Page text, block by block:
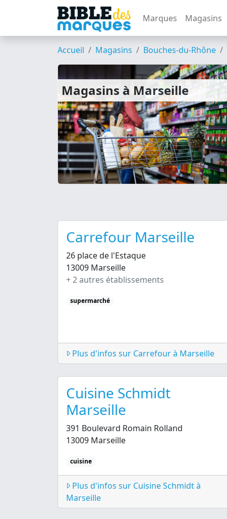
Marques Magasins
Accueil Magasins Bouches-du-Rhône
Magasins à Marseille
Carrefour Marseille
26 place de l'Estaque
13009 Marseille
+ 2 autres établissements
supermarché
Plus d'infos sur Carrefour à Marseille
Cuisine Schmidt
Marseille
391 Boulevard Romain Rolland
13009 Marseille
cuisine
Plus d'infos sur Cuisine Schmidt à
Marseille